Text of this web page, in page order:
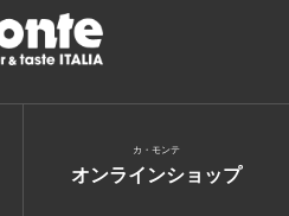
オンラインショップ
カ・モンテ